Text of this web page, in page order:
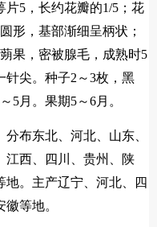
片5，长约花瓣的1/5；花
形，基部渐细呈柄状；
果，密被腺毛，成熟时5
针尖。种子2～3枚，黑
5月。果期5～6月。
布东北、河北、山东、
江西、四川、贵州、陕
地。主产辽宁、河北、四
等地。